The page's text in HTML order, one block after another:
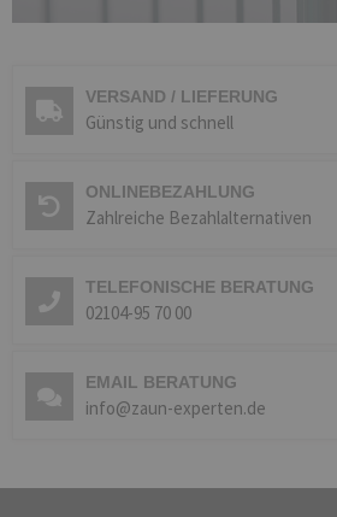
VERSAND / LIEFERUNG
Günstig und schnell
ONLINEBEZAHLUNG
Zahlreiche Bezahlalternativen
TELEFONISCHE BERATUNG
02104-95 70 00
EMAIL BERATUNG
info@zaun-experten.de